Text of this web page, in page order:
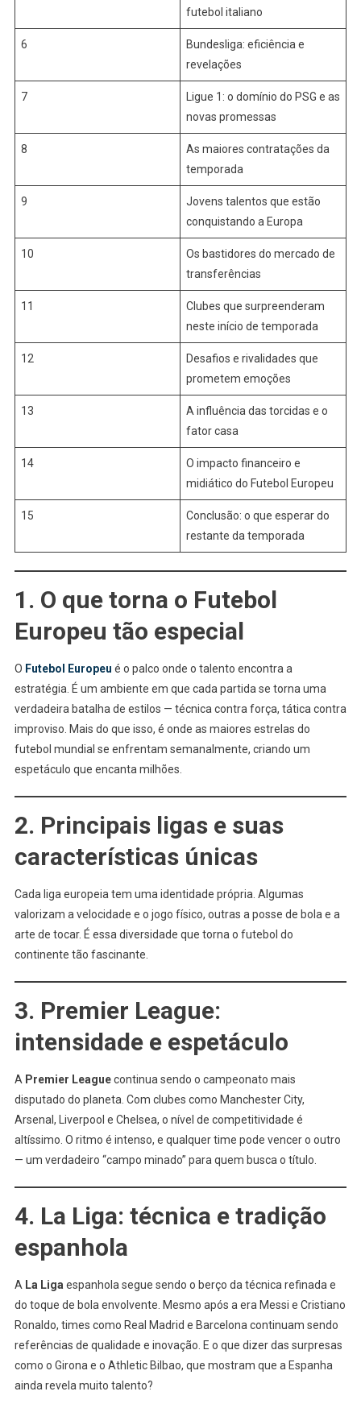
futebol italiano
6
Bundesliga: eficiência e
revelações
7
Ligue 1: o domínio do PSG e as
novas promessas
8
As maiores contratações da
temporada
9
Jovens talentos que estão
conquistando a Europa
10
Os bastidores do mercado de
transferências
11
Clubes que surpreenderam
neste início de temporada
12
Desafios e rivalidades que
prometem emoções
13
A influência das torcidas e o
fator casa
14
O impacto financeiro e
midiático do Futebol Europeu
15
Conclusão: o que esperar do
restante da temporada
1. O que torna o Futebol
Europeu tão especial
O Futebol Europeu é o palco onde o talento encontra a
estratégia. É um ambiente em que cada partida se torna uma
verdadeira batalha de estilos — técnica contra força, tática contra
improviso. Mais do que isso, é onde as maiores estrelas do
futebol mundial se enfrentam semanalmente, criando um
espetáculo que encanta milhões.
2. Principais ligas e suas
características únicas
Cada liga europeia tem uma identidade própria. Algumas
valorizam a velocidade e o jogo físico, outras a posse de bola e a
arte de tocar. É essa diversidade que torna o futebol do
continente tão fascinante.
3. Premier League:
intensidade e espetáculo
A Premier Leaguecontinua sendo o campeonato mais
disputado do planeta. Com clubes como Manchester City,
Arsenal, Liverpool e Chelsea, o nível de competitividade é
altíssimo. O ritmo é intenso, e qualquer time pode vencer o outro
— um verdadeiro “campo minado” para quem busca o título.
4. La Liga: técnica e tradição
espanhola
A La Ligaespanhola segue sendo o berço da técnica refinada e
do toque de bola envolvente. Mesmo após a era Messi e Cristiano
Ronaldo, times como Real Madrid e Barcelona continuam sendo
referências de qualidade e inovação. E o que dizer das surpresas
como o Girona e o Athletic Bilbao, que mostram que a Espanha
ainda revela muito talento?